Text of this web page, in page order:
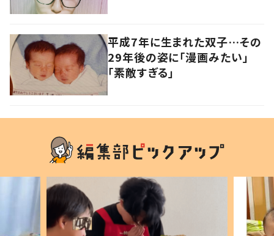
平成7年に生まれた双子…その
29年後の姿に「漫画みたい」
「素敵すぎる」